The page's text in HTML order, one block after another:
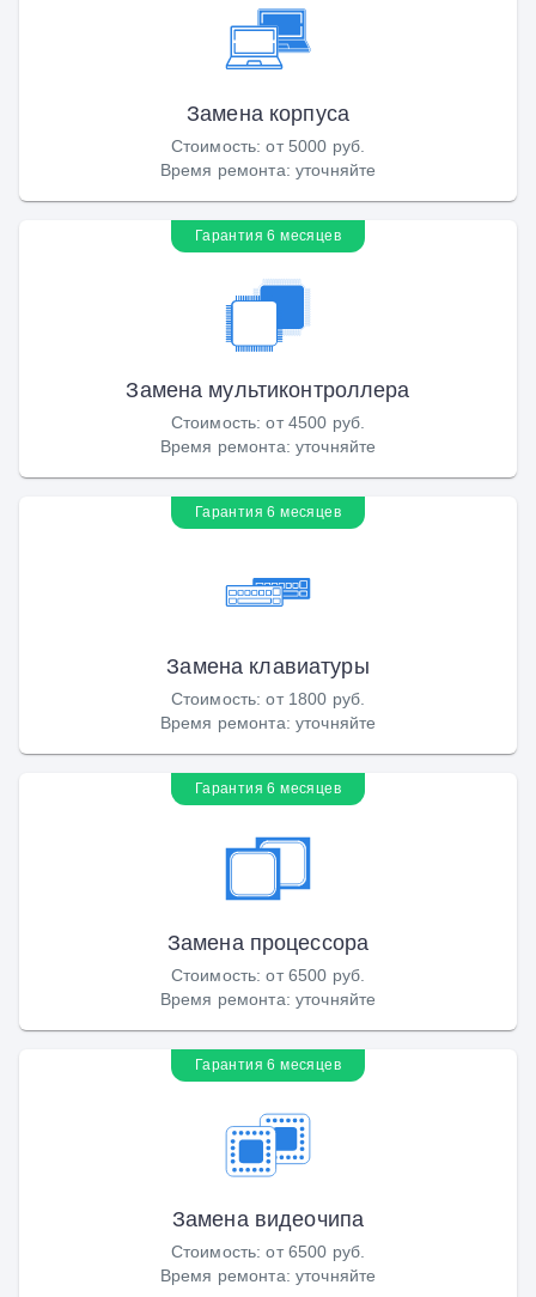
Замена корпуса
Стоимость:от 5000 руб.
Время ремонта: уточняйте
Гарантия 6 месяцев
Замена мультиконтроллера
Стоимость:от 4500 руб.
Время ремонта: уточняйте
Гарантия 6 месяцев
Замена клавиатуры
Стоимость:от 1800 руб.
Время ремонта: уточняйте
Гарантия 6 месяцев
Замена процессора
Стоимость:от 6500 руб.
Время ремонта: уточняйте
Гарантия 6 месяцев
Замена видеочипа
Стоимость:от 6500 руб.
Время ремонта: уточняйте